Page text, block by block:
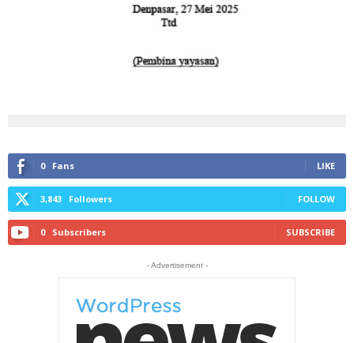
0 Fans LIKE
3,843 Followers FOLLOW
0 Subscribers SUBSCRIBE
- Advertisement -